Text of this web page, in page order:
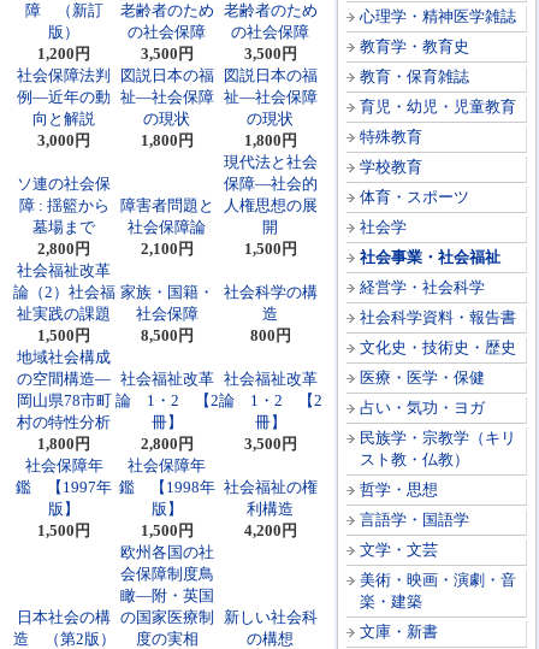
心理学・精神医学雑誌
教育学・教育史
教育・保育雑誌
育児・幼児・児童教育
特殊教育
学校教育
体育・スポーツ
社会学
社会事業・社会福祉
経営学・社会科学
社会科学資料・報告書
文化史・技術史・歴史
医療・医学・保健
占い・気功・ヨガ
民族学・宗教学（キリ
スト教・仏教）
哲学・思想
言語学・国語学
文学・文芸
美術・映画・演劇・音
楽・建築
文庫・新書
障 （新訂
版）
1,200円
老齢者のため
の社会保障
3,500円
老齢者のため
の社会保障
3,500円
社会保障法判
例―近年の動
向と解説
3,000円
図説日本の福
祉―社会保障
の現状
1,800円
図説日本の福
祉―社会保障
の現状
1,800円
ソ連の社会保
障 : 揺籃から
墓場まで
2,800円
障害者問題と
社会保障論
2,100円
現代法と社会
保障―社会的
人権思想の展
開
1,500円
社会福祉改革
論（2）社会福
祉実践の課題
1,500円
家族・国籍・
社会保障
8,500円
社会科学の構
造
800円
地域社会構成
の空間構造―
岡山県78市町
村の特性分析
1,800円
社会福祉改革
論 1・2 【2
冊】
2,800円
社会福祉改革
論 1・2 【2
冊】
3,500円
社会保障年
鑑 【1997年
版】
1,500円
社会保障年
鑑 【1998年
版】
1,500円
社会福祉の権
利構造
4,200円
日本社会の構
造 （第2版）
欧州各国の社
会保障制度鳥
瞰―附・英国
の国家医療制
度の実相
新しい社会科
の構想